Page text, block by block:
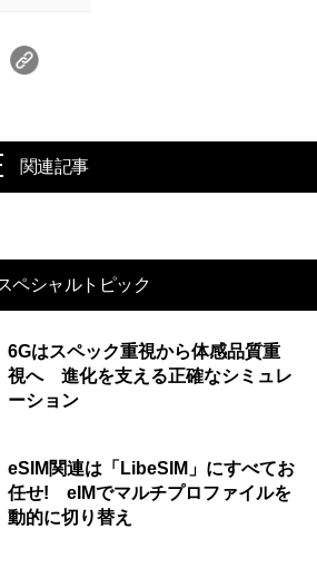
関連記事
ペシャルトピック
6Gはスペック重視から体感品質重
視へ 進化を支える正確なシミュレ
ーション
eSIM関連は「LibeSIM」にすべてお
任せ! eIMでマルチプロファイルを
動的に切り替え